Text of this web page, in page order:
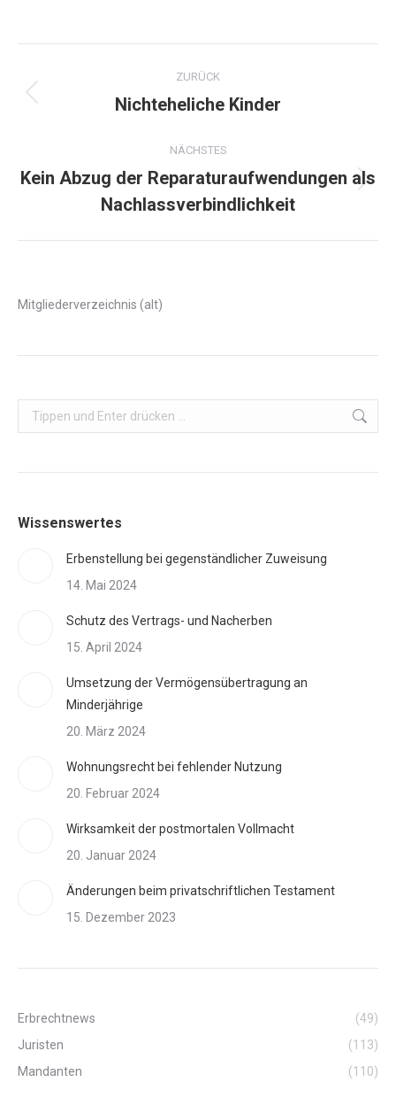
Kommentarnavigation
ZURÜCK
Vorheriger
Nichteheliche Kinder
NÄCHSTES
Nächster
Beitrag:
Kein Abzug der Reparaturaufwendungen als
Nachlassverbindlichkeit
Mitgliederverzeichnis (alt)
Search:
Wissenswertes
Erbenstellung bei gegenständlicher Zuweisung
14. Mai 2024
Schutz des Vertrags- und Nacherben
15. April 2024
Umsetzung der Vermögensübertragung an
Minderjährige
20. März 2024
Wohnungsrecht bei fehlender Nutzung
20. Februar 2024
Wirksamkeit der postmortalen Vollmacht
20. Januar 2024
Änderungen beim privatschriftlichen Testament
15. Dezember 2023
Erbrechtnews
(49)
Juristen
(113)
Mandanten
(110)